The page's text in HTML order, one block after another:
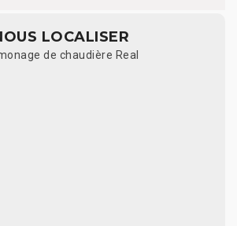
LOCALISER
de chaudière Real